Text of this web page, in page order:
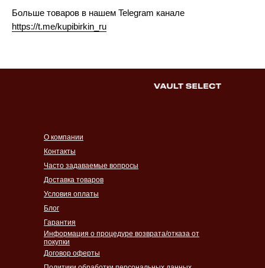
Больше товаров в нашем Telegram канале
https://t.me/kupibirkin_ru
Контакты
Часто задаваемые вопросы
Доставка товаров
Условия оплаты
Гарантия
Блог
Договор оферты
Информация о процедуре возврата/отказа от
покупки
О компании